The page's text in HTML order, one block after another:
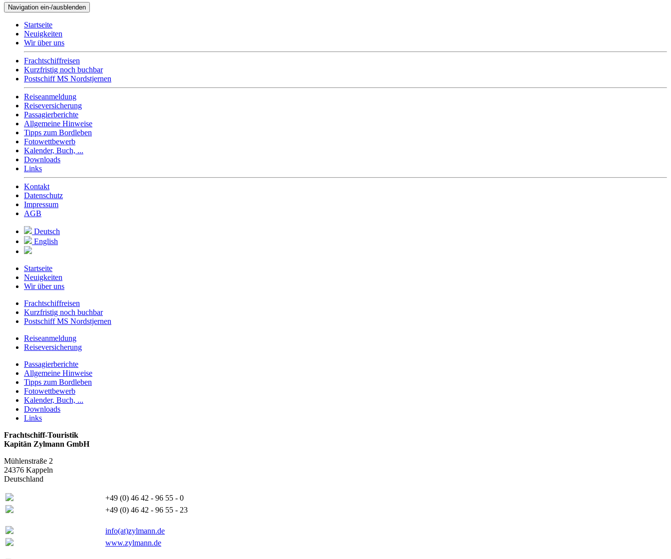
Navigation ein-/ausblenden
Startseite
Neuigkeiten
Wir über uns
Frachtschiffreisen
Kurzfristig noch buchbar
Postschiff MS Nordstjernen
Reiseanmeldung
Reiseversicherung
Passagierberichte
Allgemeine Hinweise
Tipps zum Bordleben
Fotowettbewerb
Kalender, Buch, ...
Downloads
Links
Kontakt
Datenschutz
Impressum
AGB
Deutsch
English
Startseite
Neuigkeiten
Wir über uns
Frachtschiffreisen
Kurzfristig noch buchbar
Postschiff MS Nordstjernen
Reiseanmeldung
Reiseversicherung
Passagierberichte
Allgemeine Hinweise
Tipps zum Bordleben
Fotowettbewerb
Kalender, Buch, ...
Downloads
Links
Frachtschiff-Touristik
Kapitän Zylmann GmbH
Mühlenstraße 2
24376 Kappeln
Deutschland
+49 (0) 46 42 - 96 55 - 0
+49 (0) 46 42 - 96 55 - 23
info(at)zylmann.de
www.zylmann.de